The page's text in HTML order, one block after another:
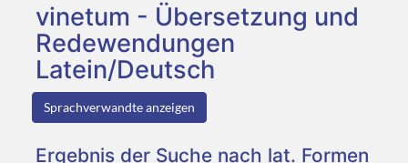
vinetum - Übersetzung und
Redewendungen
Latein/Deutsch
Sprachverwandte anzeigen
Ergebnis der Suche nach lat. Formen